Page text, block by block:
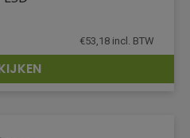
DETAILS
€53,18 incl. BTW